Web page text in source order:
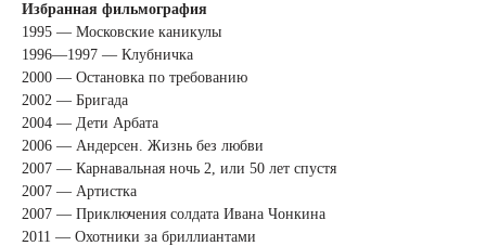
Избранная фильмография
1995 — Московские каникулы
1996—1997 — Клубничка
2000 — Остановка по требованию
2002 — Бригада
2004 — Дети Арбата
2006 — Андерсен. Жизнь без любви
2007 — Карнавальная ночь 2, или 50 лет спустя
2007 — Артистка
2007 — Приключения солдата Ивана Чонкина
2011 — Охотники за бриллиантами